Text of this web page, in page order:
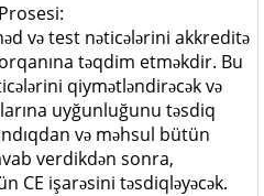
və test nəticələrini akkreditə
təqdim etməkdir. Bu
qiymətləndirəcək və
uyğunluğunu təsdiq
və məhsul bütün
verdikdən sonra,
CE işarəsini təsdiqləyəcək.